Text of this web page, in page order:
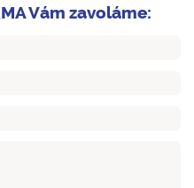
Vám zavoláme: